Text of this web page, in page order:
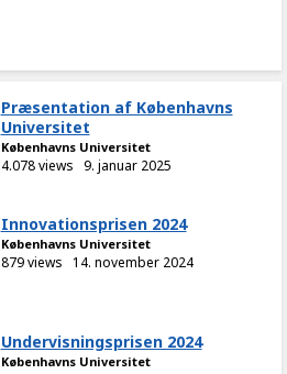
Præsentation af Københavns
Universitet
Københavns Universitet
4.078 views 9. januar 2025
Innovationsprisen 2024
Københavns Universitet
879 views 14. november 2024
Undervisningsprisen 2024
Københavns Universitet